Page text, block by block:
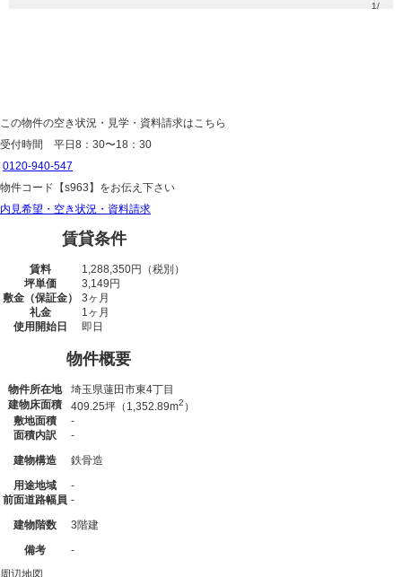
1/
この物件の空き状況・見学・資料請求はこちら
受付時間 平日8：30〜18：30
0120-940-547
物件コード 【s963】 をお伝え下さい
内見希望・空き状況・資料請求
賃貸条件
賃料
1,288,350円（税別）
坪単価
3,149円
敷金 （保証金）
3ヶ月
礼金
1ヶ月
使用開始日
即日
物件概要
物件所在地
埼玉県蓮田市東4丁目
建物床面積
409.25坪（1,352.89m2 ）
敷地面積
-
面積内訳
-
建物構造
鉄骨造
用途地域
-
前面道路幅員 -
建物階数
3階建
備考
-
周辺地図